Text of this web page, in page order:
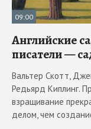
09:00
Английские
писатели —
Вальтер Скотт,
Редьярд Киплинг.
взращивание
делом, чем